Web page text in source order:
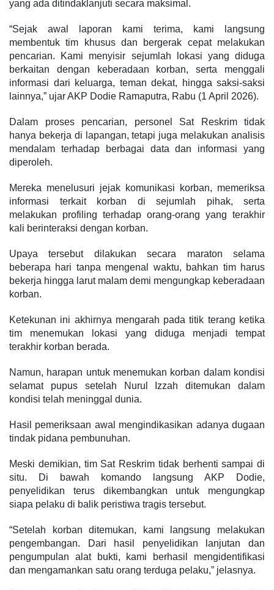
yang ada ditindaklanjuti secara maksimal.
“Sejak awal laporan kami terima, kami langsung
membentuk tim khusus dan bergerak cepat melakukan
pencarian. Kami menyisir sejumlah lokasi yang diduga
berkaitan dengan keberadaan korban, serta menggali
informasi dari keluarga, teman dekat, hingga saksi-saksi
lainnya,” ujar AKP Dodie Ramaputra, Rabu (1 April 2026).
Dalam proses pencarian, personel Sat Reskrim tidak
hanya bekerja di lapangan, tetapi juga melakukan analisis
mendalam terhadap berbagai data dan informasi yang
diperoleh.
Mereka menelusuri jejak komunikasi korban, memeriksa
informasi terkait korban di sejumlah pihak, serta
melakukan profiling terhadap orang-orang yang terakhir
kali berinteraksi dengan korban.
Upaya tersebut dilakukan secara maraton selama
beberapa hari tanpa mengenal waktu, bahkan tim harus
bekerja hingga larut malam demi mengungkap keberadaan
korban.
Ketekunan ini akhirnya mengarah pada titik terang ketika
tim menemukan lokasi yang diduga menjadi tempat
terakhir korban berada.
Namun, harapan untuk menemukan korban dalam kondisi
selamat pupus setelah Nurul Izzah ditemukan dalam
kondisi telah meninggal dunia.
Hasil pemeriksaan awal mengindikasikan adanya dugaan
tindak pidana pembunuhan.
Meski demikian, tim Sat Reskrim tidak berhenti sampai di
situ. Di bawah komando langsung AKP Dodie,
penyelidikan terus dikembangkan untuk mengungkap
siapa pelaku di balik peristiwa tragis tersebut.
“Setelah korban ditemukan, kami langsung melakukan
pengembangan. Dari hasil penyelidikan lanjutan dan
pengumpulan alat bukti, kami berhasil mengidentifikasi
dan mengamankan satu orang terduga pelaku,” jelasnya.